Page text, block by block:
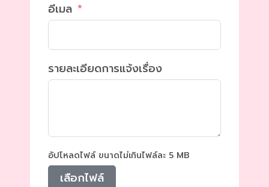
อีเมล
รายละเอียดการแจ้งเรื่อง
อัปโหลดไฟล์ ขนาดไม่เกินไฟล์ละ 5 MB
เลือกไฟล์